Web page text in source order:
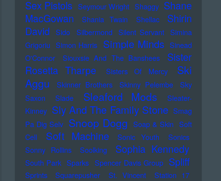
Sex Pistols Seymour Wright Shaggy Shane
MacGowan
Shania Twain Shellac
Shirin
David
Sido Silbermond Silent Servant Simina
Grigoriu Simon Harris Simple Minds Sinead
O'Connor
Siouxsie And The Banshees
Sister
Rosetta Tharpe
Sisters Of Mercy
Ski
Aggu
Skinner Brothers Skinny Pelembe
Sky
Saxon
Slade Sleaford Mods
Sleater-
Kinney Sly And The Family Stone Smag
Pa Dig Selv Snoop Dogg Soap & Skin Soft
Cell
Soft Machine Sonic Youth
Sonics
Sonny Rollins
Soolking Sophia Kennedy
South Park Sparks Spencer Davis Group Spliff
Sprints Squarepusher St. Vincent
Station 17